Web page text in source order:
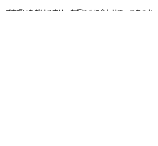
ご支援いただける方は、お振込みに合わせて、こちらか